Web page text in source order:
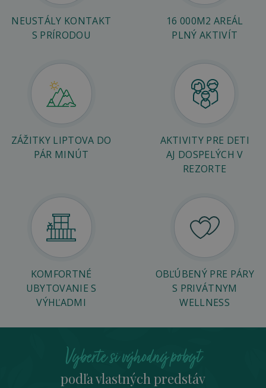
NEUSTÁLY KONTAKT
S PRÍRODOU
16 000M2 AREÁL
PLNÝ AKTIVÍT
ZÁŽITKY LIPTOVA DO
PÁR MINÚT
AKTIVITY PRE DETI
AJ DOSPELÝCH V
REZORTE
KOMFORTNÉ
UBYTOVANIE S
VÝHĽADMI
OBĽÚBENÝ PRE PÁRY
S PRIVÁTNYM
WELLNESS
Vyberte si výhodný pobyt
podľa vlastných predstáv